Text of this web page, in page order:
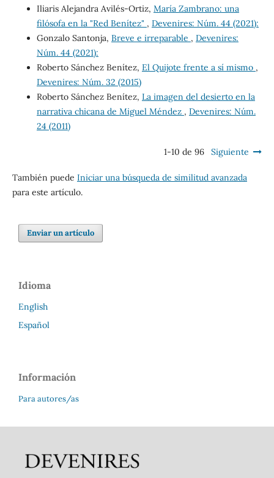
Iliaris Alejandra Avilés-Ortiz, María Zambrano: una
filósofa en la "Red Benítez" , Devenires: Núm. 44 (2021):
Gonzalo Santonja, Breve e irreparable , Devenires:
Núm. 44 (2021):
Roberto Sánchez Benítez, El Quijote frente a sí mismo ,
Devenires: Núm. 32 (2015)
Roberto Sánchez Benítez, La imagen del desierto en la
narrativa chicana de Miguel Méndez , Devenires: Núm.
24 (2011)
1-10 de 96 Siguiente
También puede Iniciar una búsqueda de similitud avanzada
para este artículo.
Enviar un artículo
Idioma
English
Español
Información
Para autores/as